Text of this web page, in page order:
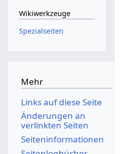
Wikiwerkzeuge
Spezialseiten
Mehr
Links auf diese Seite
Änderungen an
verlinkten Seiten
Seiten­­informationen